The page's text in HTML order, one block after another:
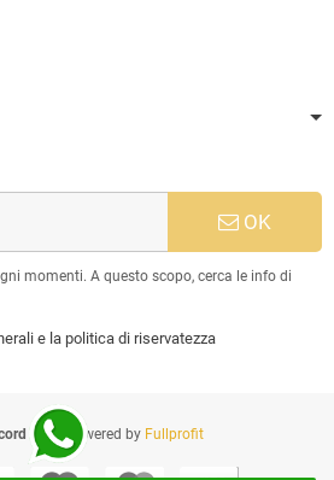
OK
momenti. A questo scopo, cerca le info di
e la politica di riservatezza
Srl| Powered by Fullprofit